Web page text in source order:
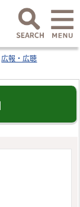
広報・広聴